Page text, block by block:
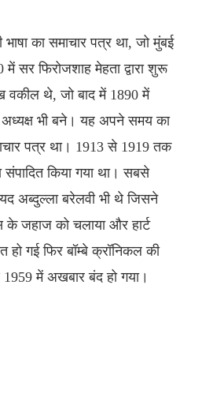
का समाचार पत्र था, जो मुंबई
सर फिरोजशाह मेहता द्वारा शुरू
वकील थे, जो बाद में 1890 में
अध्यक्ष भी बने। यह अपने समय का
पत्र था। 1913 से 1919 तक
संपादित किया गया था। सबसे
अब्दुल्ला बरेलवी भी थे जिसने
के जहाज को चलाया और हार्ट
गई फिर बॉम्बे क्रॉनिकल की
में अखबार बंद हो गया।